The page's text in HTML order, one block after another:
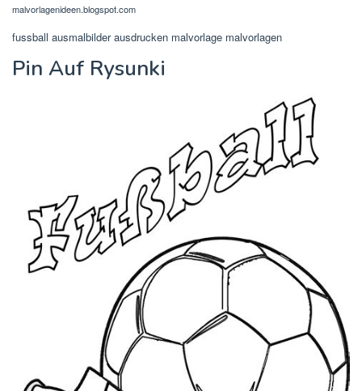
malvorlagenideen.blogspot.com
fussball ausmalbilder ausdrucken malvorlage malvorlagen
Pin Auf Rysunki